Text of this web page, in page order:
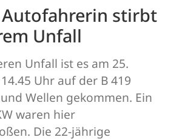
stirbt
Unfall
Unfall ist es am 25.
Uhr auf der B 419
Wellen gekommen. Ein
waren hier
Die 22-jährige